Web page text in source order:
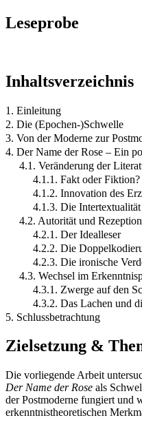
Leseprobe
Inhaltsverzeichnis
1. Einleitung
2. Die (Epochen-)Schwelle
3. Von der Moderne zur
4. Der Name der Rose – Ein
4.1. Veränderung der
4.1.1. Fakt oder Fiktion?
4.1.2. Innovation des
4.1.3. Die Intertextualität
4.2. Autorität und
4.2.1. Der Idealleser
4.2.2. Die
4.2.3. Die ironische
4.3. Wechsel im
4.3.1. Zwerge auf den
4.3.2. Das Lachen und
5. Schlussbetrachtung
Zielsetzung &
Die vorliegende Arbeit
Der Name der Rose als
der Postmoderne fungiert und
erkenntnistheoretischen